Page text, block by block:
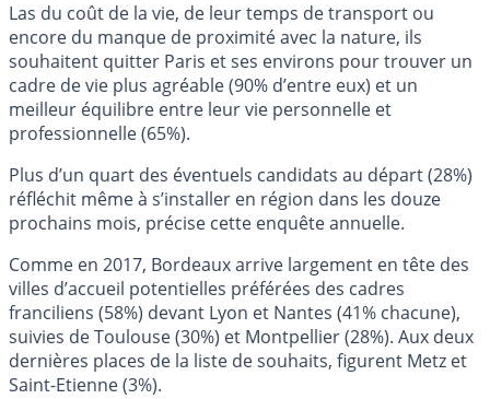
Las du coût de la vie, de leur temps de transport ou
encore du manque de proximité avec la nature, ils
souhaitent quitter Paris et ses environs pour trouver un
cadre de vie plus agréable (90% d’entre eux) et un
meilleur équilibre entre leur vie personnelle et
professionnelle (65%).
Plus d’un quart des éventuels candidats au départ (28%)
réfléchit même à s’installer en région dans les douze
prochains mois, précise cette enquête annuelle.
Comme en 2017, Bordeaux arrive largement en tête des
villes d’accueil potentielles préférées des cadres
franciliens (58%) devant Lyon et Nantes (41% chacune),
suivies de Toulouse (30%) et Montpellier (28%). Aux deux
dernières places de la liste de souhaits, figurent Metz et
Saint-Etienne (3%).